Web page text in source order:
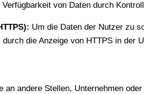
von Daten durch
Um die Daten der Nutzer zu
die Anzeige von HTTPS in der
andere Stellen, Unternehmen